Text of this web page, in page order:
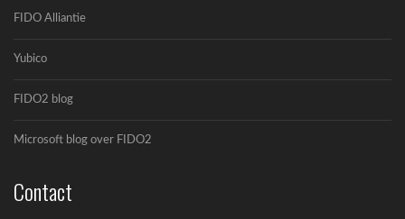
FIDO Alliantie
Yubico
FIDO2 blog
Microsoft blog over FIDO2
Contact